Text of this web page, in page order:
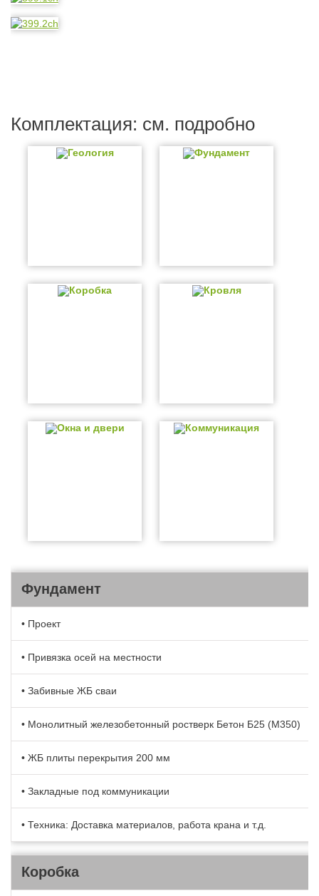
Комплектация: см. подробно
Геология Фундамент
Коробка Кровля
Окна и двери Коммуникация
Фундамент
• Проект
• Привязка осей на местности
• Забивные ЖБ сваи
• Монолитный железобетонный ростверк Бетон Б25 (М350)
• ЖБ плиты перекрытия 200 мм
• Закладные под коммуникации
• Техника: Доставка материалов, работа крана и т.д.
Коробка